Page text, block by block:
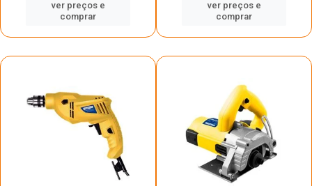
ver preços e
comprar
ver preços e
comprar